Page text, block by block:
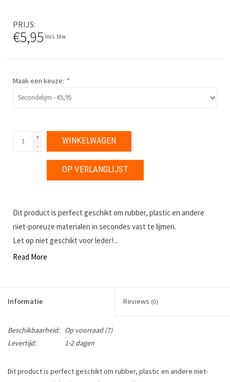
PRIJS
€5,95 Incl. btw
Maak een keuze: *
+
-
WINKELWAGEN
OP VERLANGLIJST
Dit product is perfect geschikt om rubber, plastic en andere
niet-poreuze materialen in secondes vast te lijmen.
Let op niet geschikt voor leder!...
Read More
Informatie Reviews (0)
Beschikbaarheid: Op voorraad(7)
Levertijd:
1-2 dagen
Dit product is perfect geschikt om rubber, plastic en andere niet-